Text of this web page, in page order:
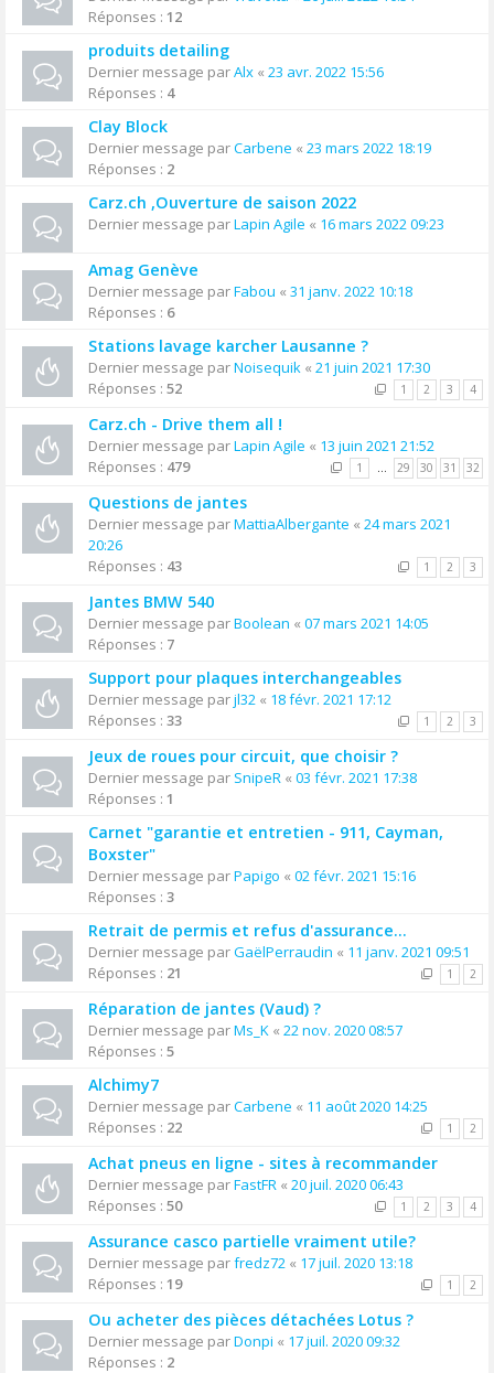
Réponses : 12
produits detailing
Dernier message parAlx « 23 avr. 2022 15:56
Réponses : 4
Clay Block
Dernier message parCarbene « 23 mars 2022 18:19
Réponses : 2
Carz.ch ,Ouverture de saison 2022
Dernier message parLapin Agile « 16 mars 2022 09:23
Amag Genève
Dernier message parFabou « 31 janv. 2022 10:18
Réponses : 6
Stations lavage karcher Lausanne ?
Dernier message parNoisequik « 21 juin 2021 17:30
Réponses : 52 1 2 3 4
Carz.ch - Drive them all !
Dernier message parLapin Agile « 13 juin 2021 21:52
Réponses : 479 1 … 29 30 31 32
Questions de jantes
Dernier message parMattiaAlbergante « 24 mars 2021
20:26
Réponses : 43 1 2 3
Jantes BMW 540
Dernier message parBoolean « 07 mars 2021 14:05
Réponses : 7
Support pour plaques interchangeables
Dernier message parjl32 « 18 févr. 2021 17:12
Réponses : 33 1 2 3
Jeux de roues pour circuit, que choisir ?
Dernier message par SnipeR « 03 févr. 2021 17:38
Réponses : 1
Carnet "garantie et entretien - 911, Cayman,
Boxster"
Dernier message parPapigo « 02 févr. 2021 15:16
Réponses : 3
Retrait de permis et refus d'assurance...
Dernier message parGaëlPerraudin « 11 janv. 2021 09:51
Réponses : 21 1 2
Réparation de jantes (Vaud) ?
Dernier message parMs_K « 22 nov. 2020 08:57
Réponses : 5
Alchimy7
Dernier message parCarbene « 11 août 2020 14:25
Réponses : 22 1 2
Achat pneus en ligne - sites à recommander
Dernier message parFastFR « 20 juil. 2020 06:43
Réponses : 50 1 2 3 4
Assurance casco partielle vraiment utile?
Dernier message parfredz72 « 17 juil. 2020 13:18
Réponses : 19 1 2
Ou acheter des pièces détachées Lotus ?
Dernier message parDonpi « 17 juil. 2020 09:32
Réponses : 2